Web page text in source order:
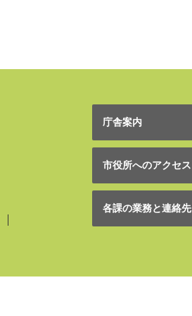
庁舎案内
市役所へのアクセス
各課の業務と連絡先